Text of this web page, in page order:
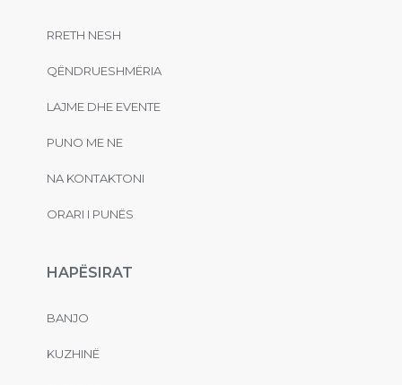
RRETH NESH
QËNDRUESHMËRIA
LAJME DHE EVENTE
PUNO ME NE
NA KONTAKTONI
ORARI I PUNËS
HAPËSIRAT
BANJO
KUZHINË